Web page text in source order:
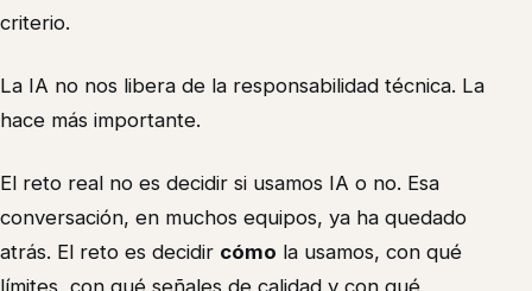
criterio.
La IA no nos libera de la responsabilidad técnica. La
hace más importante.
El reto real no es decidir si usamos IA o no. Esa
conversación, en muchos equipos, ya ha quedado
atrás. El reto es decidir cómo la usamos, con qué